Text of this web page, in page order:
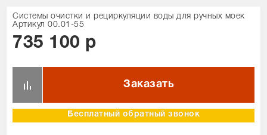
Системы очистки и рециркуляции воды для ручных моек
Артикул 00.01-55
735 100 р
Бесплатный обратный звонок